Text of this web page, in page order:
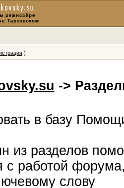
)
->
в базу
из разделов
с работой
слову